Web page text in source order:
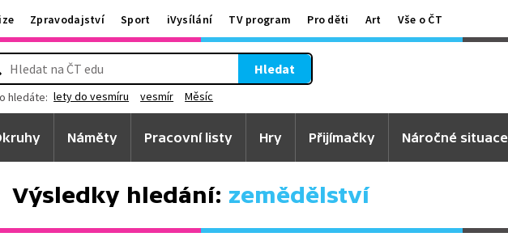
Zpravodajství Sport iVysílání TV program Pro děti Art Vše o ČT
Hledat
hledáte: lety do vesmíru vesmír Měsíc
Náměty Pracovní listy Hry Přijímačky Náročné situace
Výsledky hledání: zemědělství